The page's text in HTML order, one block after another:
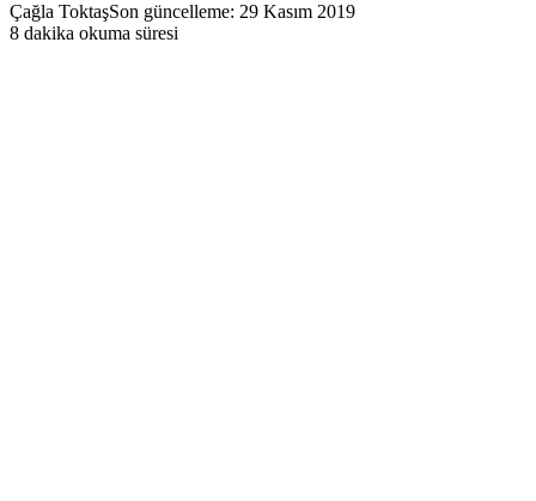
Çağla ToktaşSon güncelleme: 29 Kasım 2019
8 dakika okuma süresi